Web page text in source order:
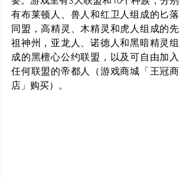
有布莱顿人、兽人和红卫人组成的匕落
同盟，高精灵、木精灵和虎人组成的先
祖神州，亚龙人、诺德人和黑暗精灵组
成的黑檀心公约联盟，以及可自由加入
任何联盟的帝都人（游戏商城「王冠商
店」购买）。